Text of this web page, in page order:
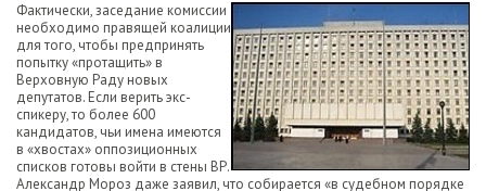
Фактически, заседание комиссии
необходимо правящей коалиции
для того, чтобы предпринять
попытку «протащить» в
Верховную Раду новых
депутатов. Если верить экс-
спикеру, то более 600
кандидатов, чьи имена имеются
в «хвостах» оппозиционных
списков готовы войти в стены ВР.
Александр Мороз даже заявил, что собирается «в судебном порядке